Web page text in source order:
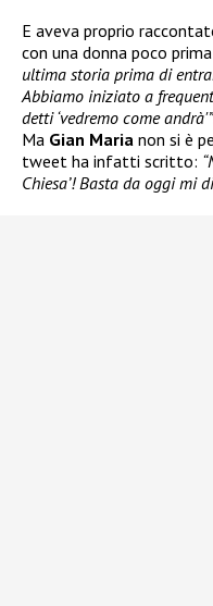
E aveva proprio
con una donna poco
ultima storia prima di
Abbiamo iniziato a
detti ‘vedremo come andrà'”
Ma Gian Maria non si è
tweet ha infatti scritto:
Chiesa’! Basta da oggi mi